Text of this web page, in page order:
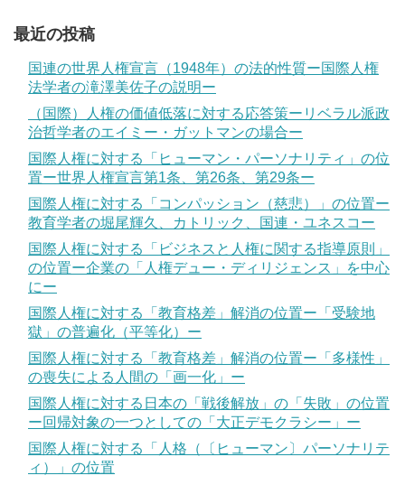
最近の投稿
国連の世界人権宣言（1948年）の法的性質ー国際人権
法学者の滝澤美佐子の説明ー
（国際）人権の価値低落に対する応答策ーリベラル派政
治哲学者のエイミー・ガットマンの場合ー
国際人権に対する「ヒューマン・パーソナリティ」の位
置ー世界人権宣言第1条、第26条、第29条ー
国際人権に対する「コンパッション（慈悲）」の位置ー
教育学者の堀尾輝久、カトリック、国連・ユネスコー
国際人権に対する「ビジネスと人権に関する指導原則」
の位置ー企業の「人権デュー・ディリジェンス」を中心
にー
国際人権に対する「教育格差」解消の位置ー「受験地
獄」の普遍化（平等化）ー
国際人権に対する「教育格差」解消の位置ー「多様性」
の喪失による人間の「画一化」ー
国際人権に対する日本の「戦後解放」の「失敗」の位置
ー回帰対象の一つとしての「大正デモクラシー」ー
国際人権に対する「人格（〔ヒューマン〕パーソナリテ
ィ）」の位置